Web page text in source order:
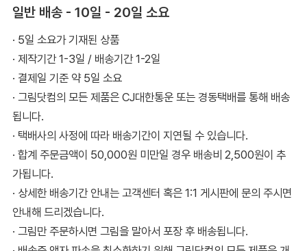
일반 배송 - 10일 - 20일 소요
· 5일 소요가 기재된 상품
· 제작기간 1-3일 / 배송기간 1-2일
· 결제일 기준 약 5일 소요
· 그림닷컴의 모든 제품은 CJ대한통운 또는 경동택배를 통해 배송
됩니다.
· 택배사의 사정에 따라 배송기간이 지연될 수 있습니다.
· 합계 주문금액이 50,000원 미만일 경우 배송비 2,500원이 추
가됩니다.
· 상세한 배송기간 안내는 고객센터 혹은 1:1 게시판에 문의 주시면
안내해 드리겠습니다.
· 그림만 주문하시면 그림을 말아서 포장 후 배송됩니다.